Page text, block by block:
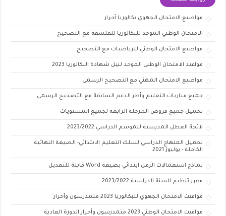
مواضيع الامتحان الجهوي بكالوريا أحرار
الامتحان الوطني الموحد للبكالوريا للفلسفة مع التصحيح
مواضيع الامتحان الوطني للرياضيات مع التصحيح
مواعيد الامتحان الوطني الموحد لنيل شهادة البكالوريا 2023
مواضيع الامتحان المهني مع التصحيح الرسمي
جميع مباريات التعليم وأطر الدعم السابقة مع التصحيح الرسمي
تحميل جميع فروض المرحلة الرابعة لجميع المستويات
لائحة العطل المدرسية للموسم الدراسي 2023/2022
تحميل ​المنهاج الدراسي لسلك التعليم الابتدائي- الصيغة النهائية
الكاملة - يوليوز 2021
نماذج استعمالات الزمن ابتدائي بصيغة Word قابلة للتعديل
مقرر تنظيم السنة الدراسية 2023/2022
مواقيت الامتحان الجهوي للبكالوريا 2023 متمدرسون وأحرار
مواقيت الامتحان الوطني 2023 متمدرسون وأحرار الدورة العادية